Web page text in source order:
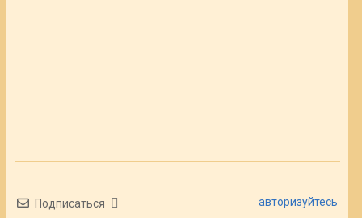
Подписаться авторизуйтесь